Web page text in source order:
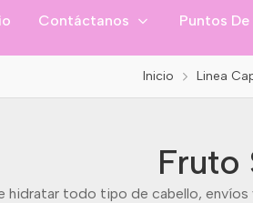
Contáctanos Puntos De
Inicio Linea
Fruto
hidratar todo tipo de cabello,